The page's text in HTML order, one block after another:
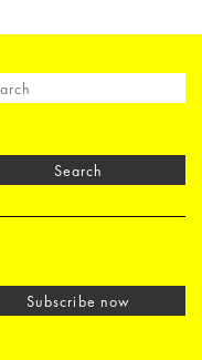
Search
Subscribe now